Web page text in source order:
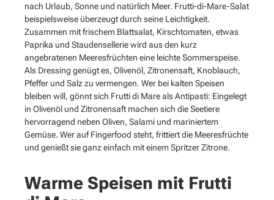
nach Urlaub, Sonne und natürlich Meer. Frutti-di-Mare-Salat
beispielsweise überzeugt durch seine Leichtigkeit.
Zusammen mit frischem Blattsalat, Kirschtomaten, etwas
Paprika und Staudensellerie wird aus den kurz
angebratenen Meeresfrüchten eine leichte Sommerspeise.
Als Dressing genügt es, Olivenöl, Zitronensaft, Knoblauch,
Pfeffer und Salz zu vermengen. Wer bei kalten Speisen
bleiben will, gönnt sich Frutti di Mare als Antipasti: Eingelegt
in Olivenöl und Zitronensaft machen sich die Seetiere
hervorragend neben Oliven, Salami und mariniertem
Gemüse. Wer auf Fingerfood steht, frittiert die Meeresfrüchte
und genießt sie ganz einfach mit einem Spritzer Zitrone.
Warme Speisen mit Frutti